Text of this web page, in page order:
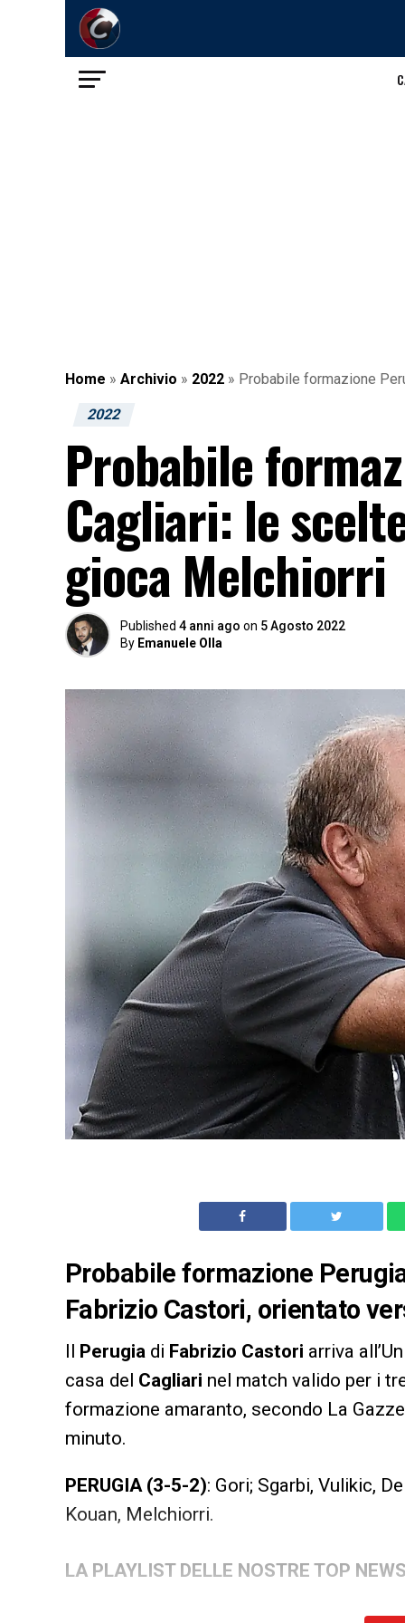
Home » Archivio » 2022 » Probabile formazione
2022
Probabile
Cagliari: le
gioca Melchiorri
Published 4 anni ago on 5 Agosto 2022
By Emanuele Olla
Probabile formazione
Fabrizio Castori, orientato
Perugia di Fabrizio Castori arriva
casa del Cagliari nel match valido per i
formazione amaranto, secondo La
minuto.
PERUGIA (3-5-2): Gori; Sgarbi, Vulikic,
Kouan, Melchiorri.
LA PLAYLIST DELLE NOSTRE TOP